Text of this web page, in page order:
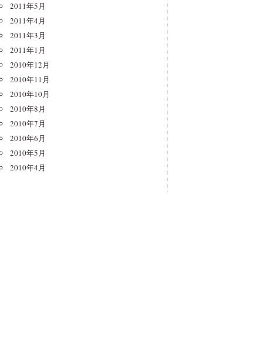
2011年5月
2011年4月
2011年3月
2011年1月
2010年12月
2010年11月
2010年10月
2010年8月
2010年7月
2010年6月
2010年5月
2010年4月